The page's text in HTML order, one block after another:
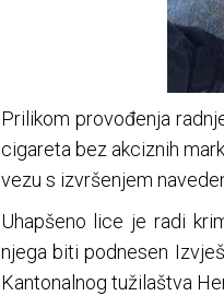
Prilikom provođenja
cigareta bez akciznih
vezu s izvršenjem
Uhapšeno lice je radi
njega biti podnesen
Kantonalnog tužilaštva